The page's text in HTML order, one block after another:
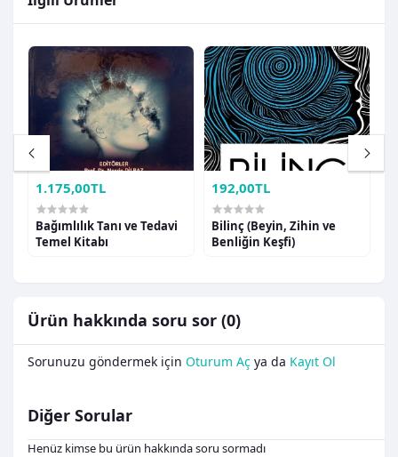
1.175,00TL
Bağımlılık Tanı ve Tedavi
Temel Kitabı
192,00TL
Bilinç (Beyin, Zihin ve
Benliğin Keşfi)
Ürün hakkında soru sor (0)
Sorunuzu göndermek için Oturum Aç ya da Kayıt Ol
Diğer Sorular
Henüz kimse bu ürün hakkında soru sormadı